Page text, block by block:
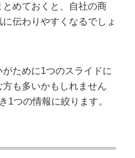
めておくと、自社の商
伝わりやすくなるでしょ
ために1つのスライドに
も多いかもしれません
1つの情報に絞ります。